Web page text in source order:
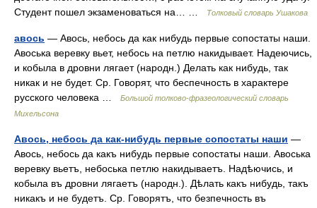
Студент пошел экзаменоваться на… …
Толковый словарь Ушакова
авось — Авось, небось да как нибудь первые сопостаты наши.
Авоська веревку вьет, небось на петлю накидывает. Надеючись,
и кобыла в дровни лягает (народн.) Делать как нибудь, так
никак и не будет. Ср. Говорят, что беспечность в характере
русского человека …
Большой толково-фразеологический словарь
Михельсона
Авось, небось да как-нибудь первые сопостаты наши —
Авось, небось да какъ нибудь первые сопостаты наши. Авоська
веревку вьетъ, небоська петлю накидываетъ. Надѣючись, и
кобыла въ дровни лягаетъ (народн.). Дѣлать какъ нибудь, такъ
никакъ и не будетъ. Ср. Говорятъ, что безпечность въ